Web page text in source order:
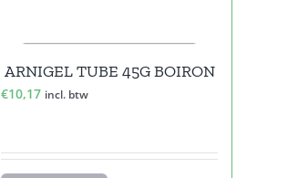
ARNIGEL TUBE 45G BOIRON
€10,17 incl. btw